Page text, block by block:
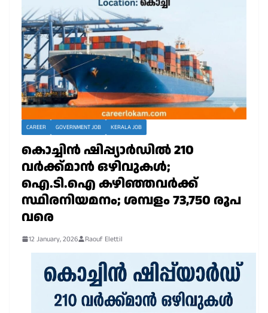
CAREER GOVERNMENT JOB KERALA JOB
കൊച്ചിൻ ഷിപ്പ്യാർഡിൽ 210
വർക്ക്മാൻ ഒഴിവുകൾ;
ഐ.ടി.ഐ കഴിഞ്ഞവർക്ക്
സ്ഥിരനിയമനം; ശമ്പളം 73,750 രൂപ
വരെ
12 January, 2026 Raouf Elettil